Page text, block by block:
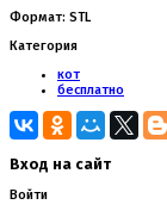
Формат: STL
Категория
кот
бесплатно
Вход на сайт
Войти